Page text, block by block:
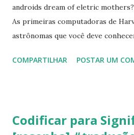
androids dream of eletric
As primeiras computadoras de
astrônomas que você deve
Kauffann ganhou o miss estados
inúmeros telegramas de empresas
COMPARTILHAR POSTAR UM
Codificar para